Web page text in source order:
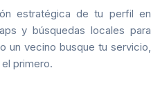
estratégica de tu perfil en
y búsquedas locales para
un vecino busque tu servicio,
primero.